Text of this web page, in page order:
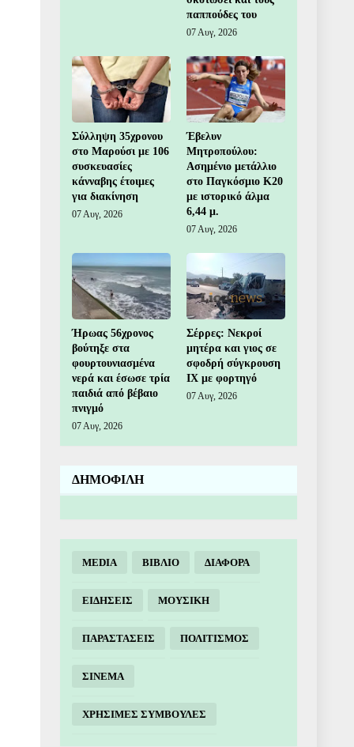
παππούδες του
07 Αυγ, 2026
Σύλληψη 35χρονου
στο Μαρούσι με 106
συσκευασίες
κάνναβης έτοιμες
για διακίνηση
07 Αυγ, 2026
Έβελυν
Μητροπούλου:
Ασημένιο μετάλλιο
στο Παγκόσμιο Κ20
με ιστορικό άλμα
6,44 μ.
07 Αυγ, 2026
Ήρωας 56χρονος
βούτηξε στα
φουρτουνιασμένα
νερά και έσωσε τρία
παιδιά από βέβαιο
πνιγμό
07 Αυγ, 2026
Σέρρες: Νεκροί
μητέρα και γιος σε
σφοδρή σύγκρουση
ΙΧ με φορτηγό
07 Αυγ, 2026
ΔΗΜΟΦΙΛΗ
MEDIA ΒΙΒΛΙΟ ΔΙΑΦΟΡΑ
ΕΙΔΗΣΕΙΣ ΜΟΥΣΙΚΗ
ΠΑΡΑΣΤΑΣΕΙΣ ΠΟΛΙΤΙΣΜΟΣ
ΣΙΝΕΜΑ
ΧΡΗΣΙΜΕΣ ΣΥΜΒΟΥΛΕΣ